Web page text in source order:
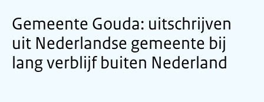
Gemeente Gouda: uitschrijven
uit Nederlandse gemeente bij
lang verblijf buiten Nederland